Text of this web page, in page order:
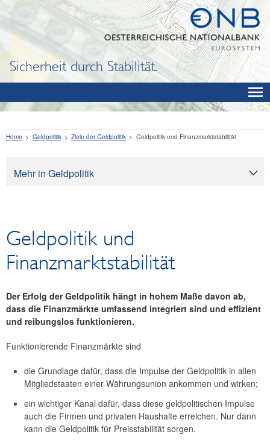
Sicherheit durch Stabilität.
Mehr in Geldpolitik
Das Preisstabilitätsziel des Eurosystems
Die geldpolitische Strategie des Eurosystems
Geldpolitik und Finanzmarktstabilität
Umsetzung der Geldpolitik
Konjunktur
Erhebungen
Schwerpunkt Zentral-, Ost- und Südosteuropa (CESEE)
Schwerpunkt Globalisierung
Home Geldpolitik Ziele der Geldpolitik Geldpolitik und Finanzmarktstabilität
Geldpolitik und
Finanzmarktstabilität
Der Erfolg der Geldpolitik hängt in hohem Maße davon ab,
dass die Finanzmärkte umfassend integriert sind und effizient
und reibungslos funktionieren.
Funktionierende Finanzmärkte sind
die Grundlage dafür, dass die Impulse der Geldpolitik in allen
Mitgliedstaaten einer Währungsunion ankommen und wirken;
ein wichtiger Kanal dafür, dass diese geldpolitischen Impulse
auch die Firmen und privaten Haushalte erreichen. Nur dann
kann die Geldpolitik für Preisstabilität sorgen.